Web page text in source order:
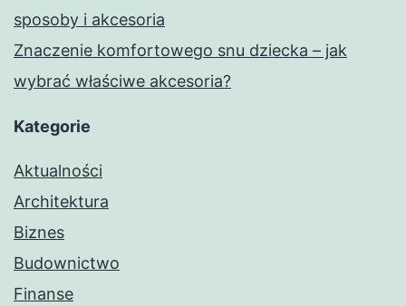
sposoby i akcesoria
Znaczenie komfortowego snu dziecka – jak
wybrać właściwe akcesoria?
Kategorie
Aktualności
Architektura
Biznes
Budownictwo
Finanse